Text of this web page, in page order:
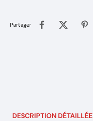
Partager
DESCRIPTION DÉTAILLÉE